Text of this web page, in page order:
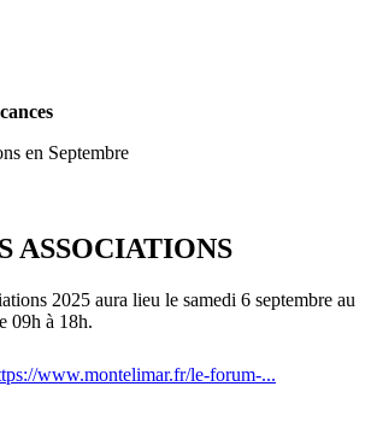
en Septembre
ASSOCIATIONS
2025 aura lieu le samedi 6 septembre au
09h à 18h.
www.montelimar.fr/le-forum-...